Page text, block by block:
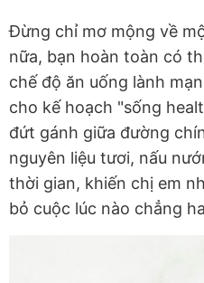
Đừng chỉ mơ mộng về
nữa, bạn hoàn toàn có
chế độ ăn uống lành
cho kế hoạch "sống
đứt gánh giữa đường
nguyên liệu tươi, nấu
thời gian, khiến chị em
bỏ cuộc lúc nào chẳng